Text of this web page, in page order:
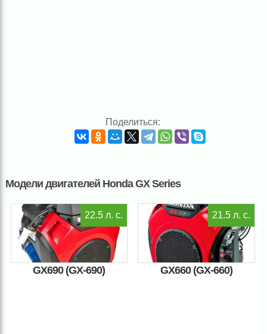
Поделиться:
Модели двигателей Honda GX Series
22.5 л. с.
GX690 (GX-690)
21.5 л. с.
GX660 (GX-660)